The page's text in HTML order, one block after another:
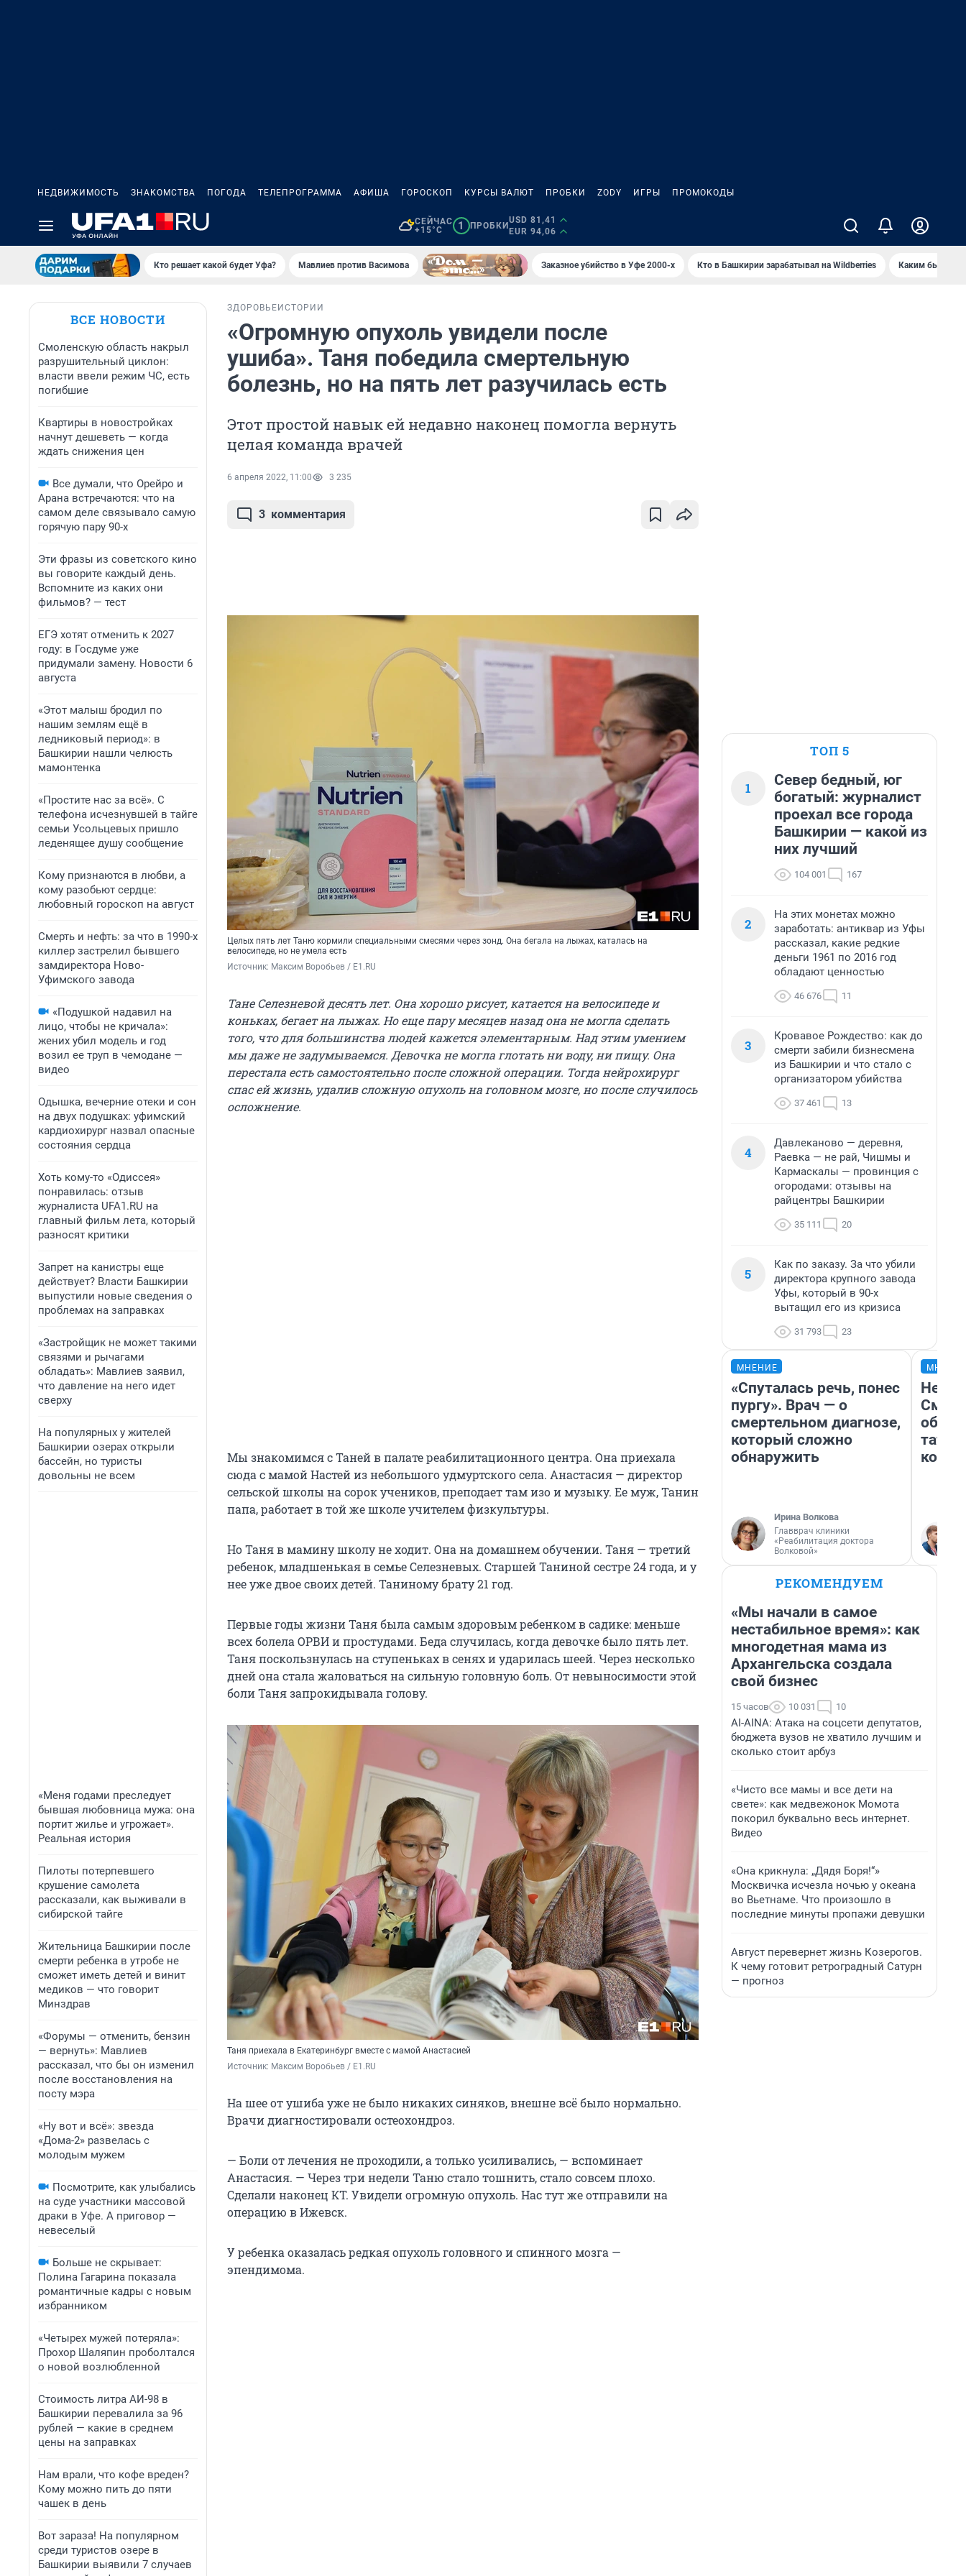
НЕДВИЖИМОСТЬ ЗНАКОМСТВА ПОГОДА ТЕЛЕПРОГРАММА АФИША ГОРОСКОП КУРСЫ ВАЛЮТ ПРОБКИ ZODY ИГРЫ ПРОМОКОДЫ
СЕЙЧАС
+15°C
1 ПРОБКИ
USD 81,41
EUR 94,06
Кто решает какой будет Уфа? Мавлиев против Васимова Заказное убийство в Уфе 2000-х Кто в Башкирии зарабатывал на Wildberries Каким было
ВСЕ НОВОСТИ
Смоленскую область накрыл
разрушительный циклон:
власти ввели режим ЧС, есть
погибшие
Квартиры в новостройках
начнут дешеветь — когда
ждать снижения цен
Все думали, что Орейро и
Арана встречаются: что на
самом деле связывало самую
горячую пару 90-х
Эти фразы из советского кино
вы говорите каждый день.
Вспомните из каких они
фильмов? — тест
ЕГЭ хотят отменить к 2027
году: в Госдуме уже
придумали замену. Новости 6
августа
«Этот малыш бродил по
нашим землям ещё в
ледниковый период»: в
Башкирии нашли челюсть
мамонтенка
«Простите нас за всё». С
телефона исчезнувшей в тайге
семьи Усольцевых пришло
леденящее душу сообщение
Кому признаются в любви, а
кому разобьют сердце:
любовный гороскоп на август
Смерть и нефть: за что в 1990-х
киллер застрелил бывшего
замдиректора Ново-
Уфимского завода
«Подушкой надавил на
лицо, чтобы не кричала»:
жених убил модель и год
возил ее труп в чемодане —
видео
Одышка, вечерние отеки и сон
на двух подушках: уфимский
кардиохирург назвал опасные
состояния сердца
Хоть кому-то «Одиссея»
понравилась: отзыв
журналиста UFA1.RU на
главный фильм лета, который
разносят критики
Запрет на канистры еще
действует? Власти Башкирии
выпустили новые сведения о
проблемах на заправках
«Застройщик не может такими
связями и рычагами
обладать»: Мавлиев заявил,
что давление на него идет
сверху
На популярных у жителей
Башкирии озерах открыли
бассейн, но туристы
довольны не всем
«Меня годами преследует
бывшая любовница мужа: она
портит жилье и угрожает».
Реальная история
Пилоты потерпевшего
крушение самолета
рассказали, как выживали в
сибирской тайге
Жительница Башкирии после
смерти ребенка в утробе не
сможет иметь детей и винит
медиков — что говорит
Минздрав
«Форумы — отменить, бензин
— вернуть»: Мавлиев
рассказал, что бы он изменил
после восстановления на
посту мэра
«Ну вот и всё»: звезда
«Дома-2» развелась с
молодым мужем
Посмотрите, как улыбались
на суде участники массовой
драки в Уфе. А приговор —
невеселый
Больше не скрывает:
Полина Гагарина показала
романтичные кадры с новым
избранником
«Четырех мужей потеряла»:
Прохор Шаляпин проболтался
о новой возлюбленной
Стоимость литра АИ-98 в
Башкирии перевалила за 96
рублей — какие в среднем
цены на заправках
Нам врали, что кофе вреден?
Кому можно пить до пяти
чашек в день
Вот зараза! На популярном
среди туристов озере в
Башкирии выявили 7 случаев
ЗДОРОВЬЕ ИСТОРИИ
«Огромную опухоль увидели после
ушиба». Таня победила смертельную
болезнь, но на пять лет разучилась есть
Этот простой навык ей недавно наконец помогла вернуть
целая команда врачей
6 апреля 2022, 11:00 3 235
3 комментария
Целых пять лет Таню кормили специальными смесями через зонд. Она бегала на лыжах, каталась на
велосипеде, но не умела есть
Источник: Максим Воробьев / E1.RU
Тане Селезневой десять лет. Она хорошо рисует, катается на велосипеде и
коньках, бегает на лыжах. Но еще пару месяцев назад она не могла сделать
того, что для большинства людей кажется элементарным. Над этим умением
мы даже не задумываемся. Девочка не могла глотать ни воду, ни пищу. Она
перестала есть самостоятельно после сложной операции. Тогда нейрохирург
спас ей жизнь, удалив сложную опухоль на головном мозге, но после случилось
осложнение.
Мы знакомимся с Таней в палате реабилитационного центра. Она приехала
сюда с мамой Настей из небольшого удмуртского села. Анастасия — директор
сельской школы на сорок учеников, преподает там изо и музыку. Ее муж, Танин
папа, работает в той же школе учителем физкультуры.
Но Таня в мамину школу не ходит. Она на домашнем обучении. Таня — третий
ребенок, младшенькая в семье Селезневых. Старшей Таниной сестре 24 года, и у
нее уже двое своих детей. Таниному брату 21 год.
Первые годы жизни Таня была самым здоровым ребенком в садике: меньше
всех болела ОРВИ и простудами. Беда случилась, когда девочке было пять лет.
Таня поскользнулась на ступеньках в сенях и ударилась шеей. Через несколько
дней она стала жаловаться на сильную головную боль. От невыносимости этой
боли Таня запрокидывала голову.
Таня приехала в Екатеринбург вместе с мамой Анастасией
Источник: Максим Воробьев / E1.RU
На шее от ушиба уже не было никаких синяков, внешне всё было нормально.
Врачи диагностировали остеохондроз.
— Боли от лечения не проходили, а только усиливались, — вспоминает
Анастасия. — Через три недели Таню стало тошнить, стало совсем плохо.
Сделали наконец КТ. Увидели огромную опухоль. Нас тут же отправили на
операцию в Ижевск.
У ребенка оказалась редкая опухоль головного и спинного мозга —
эпендимома.
ТОП 5
1
Север бедный, юг
богатый: журналист
проехал все города
Башкирии — какой из
них лучший
104 001 167
2
На этих монетах можно
заработать: антиквар из Уфы
рассказал, какие редкие
деньги 1961 по 2016 год
обладают ценностью
46 676 11
3
Кровавое Рождество: как до
смерти забили бизнесмена
из Башкирии и что стало с
организатором убийства
37 461 13
4
Давлеканово — деревня,
Раевка — не рай, Чишмы и
Кармаскалы — провинция с
огородами: отзывы на
райцентры Башкирии
35 111 20
5
Как по заказу. За что убили
директора крупного завода
Уфы, который в 90-х
вытащил его из кризиса
31 793 23
МНЕНИЕ
«Спуталась речь, понес
пургу». Врач — о
смертельном диагнозе,
который сложно
обнаружить
Ирина Волкова
Главврач клиники
«Реабилитация доктора
Волковой»
РЕКОМЕНДУЕМ
«Мы начали в самое
нестабильное время»: как
многодетная мама из
Архангельска создала
свой бизнес
15 часов 10 031 10
AI-AINA: Атака на соцсети депутатов,
бюджета вузов не хватило лучшим и
сколько стоит арбуз
«Чисто все мамы и все дети на
свете»: как медвежонок Момота
покорил буквально весь интернет.
Видео
«Она крикнула: „Дядя Боря!“»
Москвичка исчезла ночью у океана
во Вьетнаме. Что произошло в
последние минуты пропажи девушки
Август перевернет жизнь Козерогов.
К чему готовит ретроградный Сатурн
— прогноз